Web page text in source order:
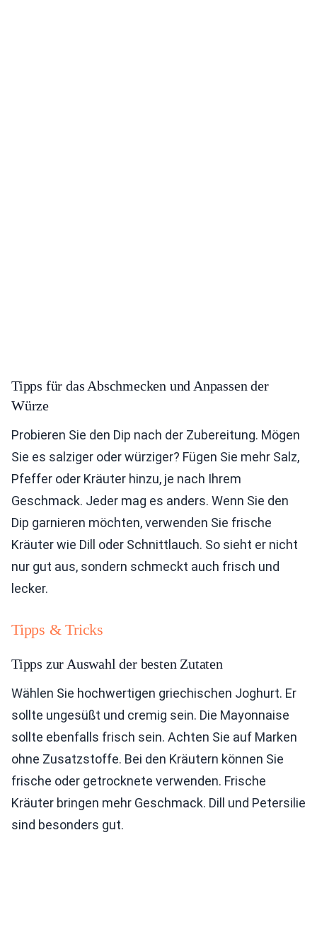
Tipps für das Abschmecken und Anpassen der
Würze
Probieren Sie den Dip nach der Zubereitung. Mögen
Sie es salziger oder würziger? Fügen Sie mehr Salz,
Pfeffer oder Kräuter hinzu, je nach Ihrem
Geschmack. Jeder mag es anders. Wenn Sie den
Dip garnieren möchten, verwenden Sie frische
Kräuter wie Dill oder Schnittlauch. So sieht er nicht
nur gut aus, sondern schmeckt auch frisch und
lecker.
Tipps & Tricks
Tipps zur Auswahl der besten Zutaten
Wählen Sie hochwertigen griechischen Joghurt. Er
sollte ungesüßt und cremig sein. Die Mayonnaise
sollte ebenfalls frisch sein. Achten Sie auf Marken
ohne Zusatzstoffe. Bei den Kräutern können Sie
frische oder getrocknete verwenden. Frische
Kräuter bringen mehr Geschmack. Dill und Petersilie
sind besonders gut.